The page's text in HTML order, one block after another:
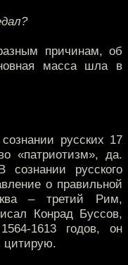
причинам, об
масса шла в
русских 17
«патриотизм», да.
русского
о правильной
– третий Рим,
Конрад Буссов,
1613 годов, он
цитирую.